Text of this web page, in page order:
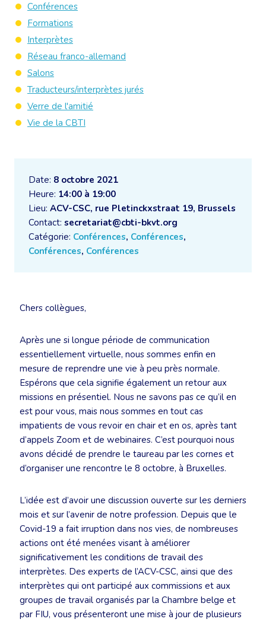
Date: 8 octobre 2021
Heure: 14:00 à 19:00
Lieu: ACV-CSC, rue Pletinckxstraat 19, Brussels
Contact: secretariat@cbti-bkvt.org
Catégorie: Conférences, Conférences,
Conférences, Conférences
Chers collègues,
Après une si longue période de communication
essentiellement virtuelle, nous sommes enfin en
mesure de reprendre une vie à peu près normale.
Espérons que cela signifie également un retour aux
missions en présentiel. Nous ne savons pas ce qu’il en
est pour vous, mais nous sommes en tout cas
impatients de vous revoir en chair et en os, après tant
d’appels Zoom et de webinaires. C’est pourquoi nous
avons décidé de prendre le taureau par les cornes et
d’organiser une rencontre le 8 octobre, à Bruxelles.
L’idée est d’avoir une discussion ouverte sur les derniers
mois et sur l’avenir de notre profession. Depuis que le
Covid-19 a fait irruption dans nos vies, de nombreuses
actions ont été menées visant à améliorer
significativement les conditions de travail des
interprètes. Des experts de l’ACV-CSC, ainsi que des
interprètes qui ont participé aux commissions et aux
groupes de travail organisés par la Chambre belge et
par FIU, vous présenteront une mise à jour de plusieurs
Conférences
Formations
Interprètes
Réseau franco-allemand
Salons
Traducteurs/interprètes jurés
Verre de l'amitié
Vie de la CBTI